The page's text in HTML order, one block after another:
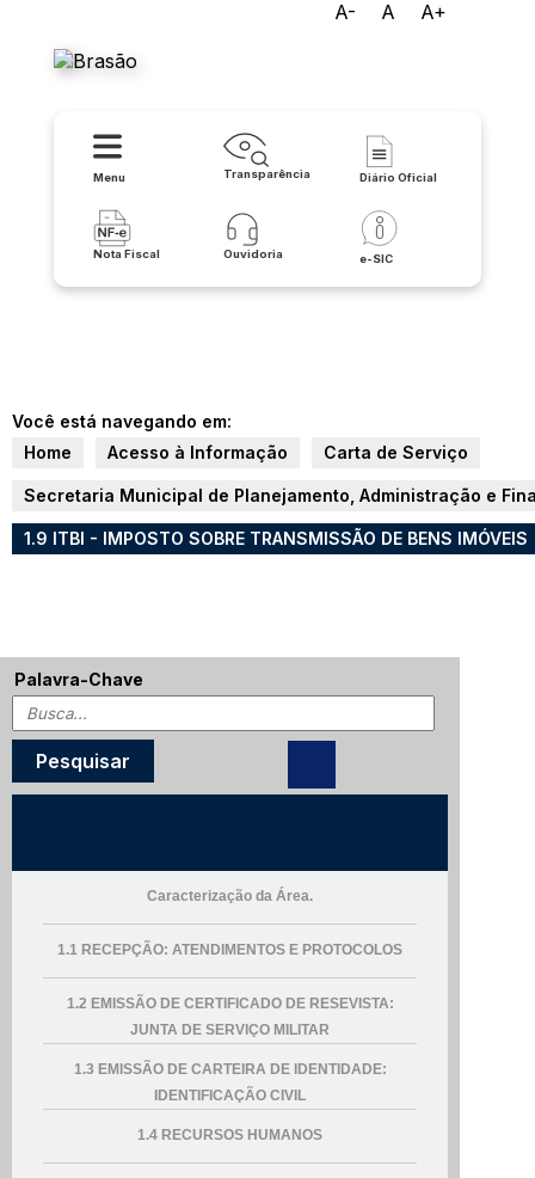
A- A A+
Menu Transparência Diário Oficial
Nota Fiscal Ouvidoria e-SIC
Você está navegando em:
Home
Acesso à Informação Carta de Serviço
Secretaria Municipal de Planejamento, Administração e
1.9 ITBI - IMPOSTO SOBRE TRANSMISSÃO DE BENS IMÓVEIS
Palavra-Chave
Caracterização da Área.
1.1 RECEPÇÃO: ATENDIMENTOS E PROTOCOLOS
1.2 EMISSÃO DE CERTIFICADO DE RESEVISTA:
JUNTA DE SERVIÇO MILITAR
1.3 EMISSÃO DE CARTEIRA DE IDENTIDADE:
IDENTIFICAÇÃO CIVIL
1.4 RECURSOS HUMANOS